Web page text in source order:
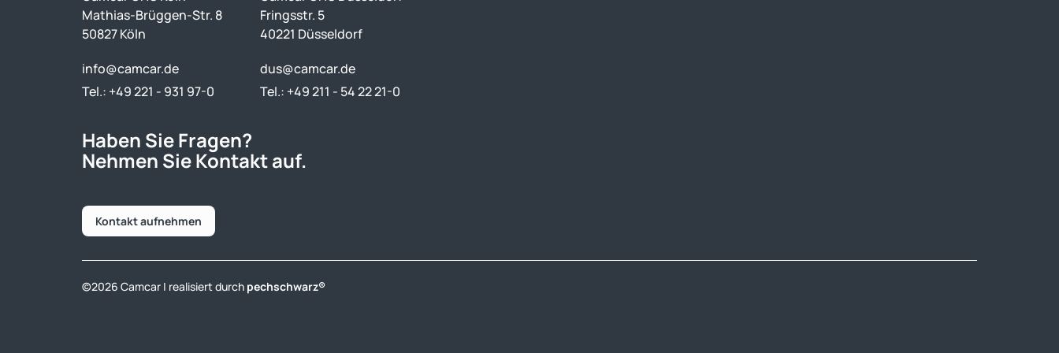
Mathias-Brüggen-Str. 8
50827 Köln
info@camcar.de
Tel.: +49 221 - 931 97-0
Fringsstr. 5
40221 Düsseldorf
dus@camcar.de
Tel.: +49 211 - 54 22 21-0
Haben Sie Fragen?
Nehmen Sie Kontakt auf.
Kontakt aufnehmen
©2026 Camcar | realisiert durch pechschwarz®